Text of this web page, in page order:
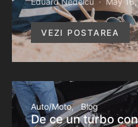
VEZI POSTAREA
Auto/Moto Blog
De ce un turbo